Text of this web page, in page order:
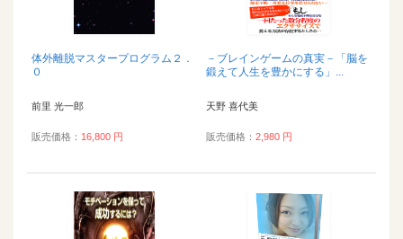
体外離脱マスタープログラム２．
０
前里 光一郎
販売価格： 16,800 円
－ブレインゲームの真実－「脳を
鍛えて人生を豊かにする」...
天野 喜代美
販売価格： 2,980 円